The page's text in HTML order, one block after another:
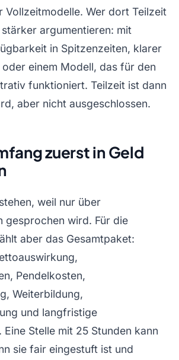
Vollzeitmodelle. Wer dort Teilzeit
argumentieren: mit
in Spitzenzeiten, klarer
einem Modell, das für den
funktioniert. Teilzeit ist dann
aber nicht ausgeschlossen.
zuerst in Geld
weil nur über
gesprochen wird. Für die
aber das Gesamtpaket:
Pendelkosten,
Weiterbildung,
und langfristige
Eine Stelle mit 25 Stunden kann
sie fair eingestuft ist und